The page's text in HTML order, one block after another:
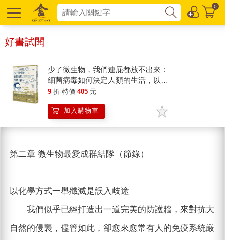
0
好書試閱
少了微生物，我們連屁都放不出來：
細菌病毒如何決定人類的生活，以及
我們該如何自保？
9 折 特價 405 元
加入購物車
第二章 微生物最愛成群結隊（節錄）
以化學方式一舉殲滅是誤入歧途
我們似乎已經打造出一道完美的防護牆，來對抗大
自然的侵襲，儘管如此，卻愈來愈常有人的免疫系統嚴